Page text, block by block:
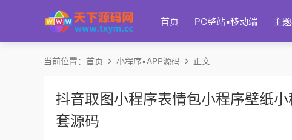
首页 PC整站▪移动端 主
当前位置： 首页 小程序▪APP源码 正文
抖音取图小程序表情包小程序壁纸
套源码